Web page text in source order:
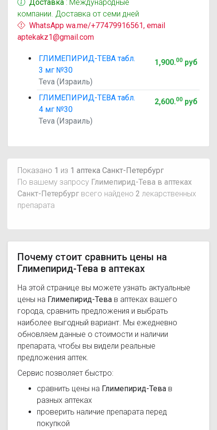
Доставка : Международные
компании. Доставка от семи дней
WhatsApp wa.me/+77479916561, email
aptekakz1@gmail.com
ГЛИМЕПИРИД-ТЕВА табл.
3 мг №30
Teva (Израиль)
1,900.00руб
ГЛИМЕПИРИД-ТЕВА табл.
4 мг №30
Teva (Израиль)
2,600.00руб
Показано 1 из 1 аптека Санкт-Петербург
По вашему запросу Глимепирид-Тева в аптеках
Санкт-Петербург всего найдено 2 лекарственных
препарата
Почему стоит сравнить цены на
Глимепирид-Тева в аптеках
На этой странице вы можете узнать актуальные
цены на Глимепирид-Тева в аптеках вашего
города, сравнить предложения и выбрать
наиболее выгодный вариант. Мы ежедневно
обновляем данные о стоимости и наличии
препарата, чтобы вы видели реальные
предложения аптек.
Сервис позволяет быстро:
сравнить цены на Глимепирид-Тева в
разных аптеках
проверить наличие препарата перед
покупкой